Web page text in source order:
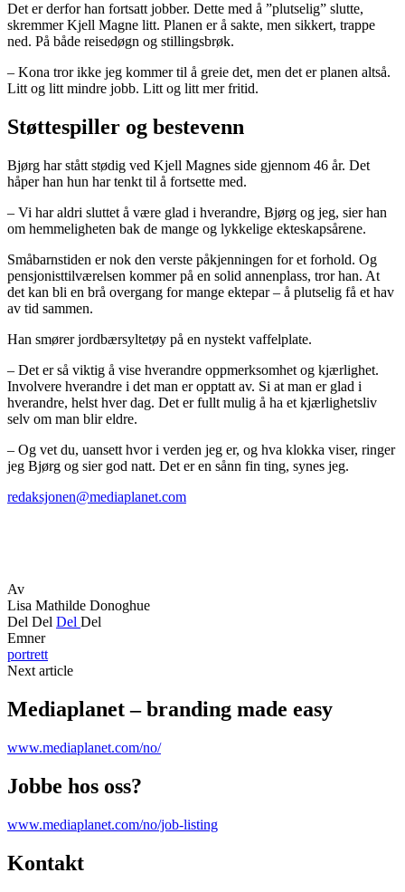
Det er derfor han fortsatt jobber. Dette med å ”plutselig” slutte,
skremmer Kjell Magne litt. Planen er å sakte, men sikkert, trappe
ned. På både reisedøgn og stillingsbrøk.
– Kona tror ikke jeg kommer til å greie det, men det er planen altså.
Litt og litt mindre jobb. Litt og litt mer fritid.
Støttespiller og bestevenn
Bjørg har stått stødig ved Kjell Magnes side gjennom 46 år. Det
håper han hun har tenkt til å fortsette med.
– Vi har aldri sluttet å være glad i hverandre, Bjørg og jeg, sier han
om hemmeligheten bak de mange og lykkelige ekteskapsårene.
Småbarnstiden er nok den verste påkjenningen for et forhold. Og
pensjonisttilværelsen kommer på en solid annenplass, tror han. At
det kan bli en brå overgang for mange ektepar – å plutselig få et hav
av tid sammen.
Han smører jordbærsyltetøy på en nystekt vaffelplate.
– Det er så viktig å vise hverandre oppmerksomhet og kjærlighet.
Involvere hverandre i det man er opptatt av. Si at man er glad i
hverandre, helst hver dag. Det er fullt mulig å ha et kjærlighetsliv
selv om man blir eldre.
– Og vet du, uansett hvor i verden jeg er, og hva klokka viser, ringer
jeg Bjørg og sier god natt. Det er en sånn fin ting, synes jeg.
redaksjonen@mediaplanet.com
Av
Lisa Mathilde Donoghue
Del Del Del Del
Emner
portrett
Next article
Mediaplanet – branding made easy
www.mediaplanet.com/no/
Jobbe hos oss?
www.mediaplanet.com/no/job-listing
Kontakt